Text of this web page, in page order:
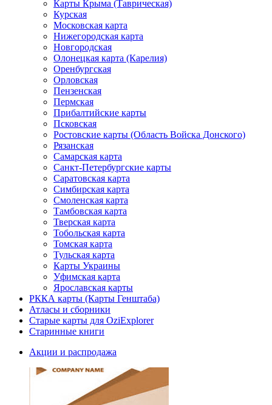
Карты Крыма (Таврическая)
Курская
Московская карта
Нижегородская карта
Новгородская
Олонецкая карта (Карелия)
Оренбургская
Орловская
Пензенская
Пермская
Прибалтийские карты
Псковская
Ростовские карты (Область Войска Донского)
Рязанская
Самарская карта
Санкт-Петербургские карты
Саратовская карта
Симбирская карта
Смоленская карта
Тамбовская карта
Тверская карта
Тобольская карта
Томская карта
Тульская карта
Карты Украины
Уфимская карта
Ярославская карты
РККА карты (Карты Генштаба)
Атласы и сборники
Старые карты для OziExplorer
Старинные книги
Акции и распродажа